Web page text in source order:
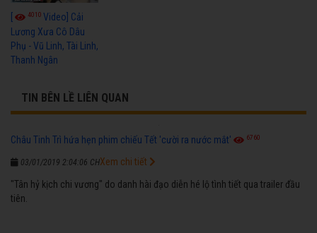
[ 4010 Video] Cải
Lương Xưa Cô Dâu
Phụ - Vũ Linh, Tài Linh,
Thanh Ngân
TIN BÊN LỀ LIÊN QUAN
Châu Tinh Trì hứa hẹn phim chiếu Tết 'cười ra nước mắt' 6760
03/01/2019 2:04:06 CH
"Tân hỷ kịch chi vương" do danh hài đạo diễn hé lộ tình tiết qua trailer đầu
tiên.
Xem chi tiết